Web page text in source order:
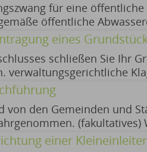
für eine
öffentliche
Sie bei Ihrer Gemeinde.
§ 47 VwGO 14.04.2026
eines
schließen Sie Ihr
verwaltungsgerichtliche
Sport und Integration
von den Gemeinden und
für Umwelt
einer